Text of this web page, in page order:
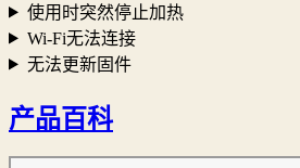
使用时突然停止加热
Wi-Fi无法连接
无法更新固件
产品百科